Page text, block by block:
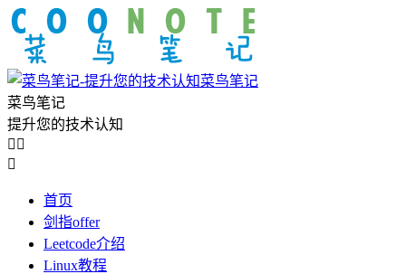
菜鸟笔记
菜鸟笔记
提升您的技术认知
 

首页
剑指offer
Leetcode介绍
Linux教程